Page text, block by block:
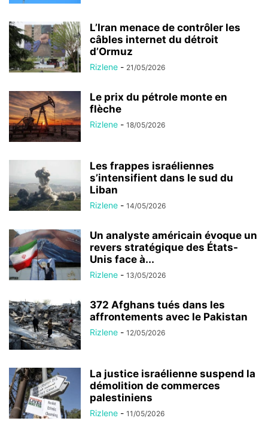
L’Iran menace de contrôler les
câbles internet du détroit
d’Ormuz
Rizlene - 21/05/2026
Le prix du pétrole monte en
flèche
Rizlene - 18/05/2026
Les frappes israéliennes
s’intensifient dans le sud du
Liban
Rizlene - 14/05/2026
Un analyste américain évoque un
revers stratégique des États-
Unis face à...
Rizlene - 13/05/2026
372 Afghans tués dans les
affrontements avec le Pakistan
Rizlene - 12/05/2026
La justice israélienne suspend la
démolition de commerces
palestiniens
Rizlene - 11/05/2026